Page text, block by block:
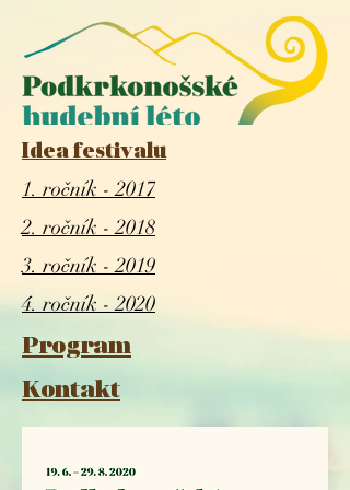
Idea festivalu
1. ročník - 2017
2. ročník - 2018
3. ročník - 2019
4. ročník - 2020
Program
Kontakt